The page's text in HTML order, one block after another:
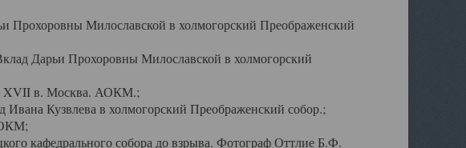
Милославской в холмогорский Преображенский
Дарьи Прохоровны Милославской в холмогорский
XVII в. Москва. АОКМ.;
Кузвлева в холмогорский Преображенский собор.;
кафедрального собора до взрыва. Фотограф Оттлие Б.Ф.